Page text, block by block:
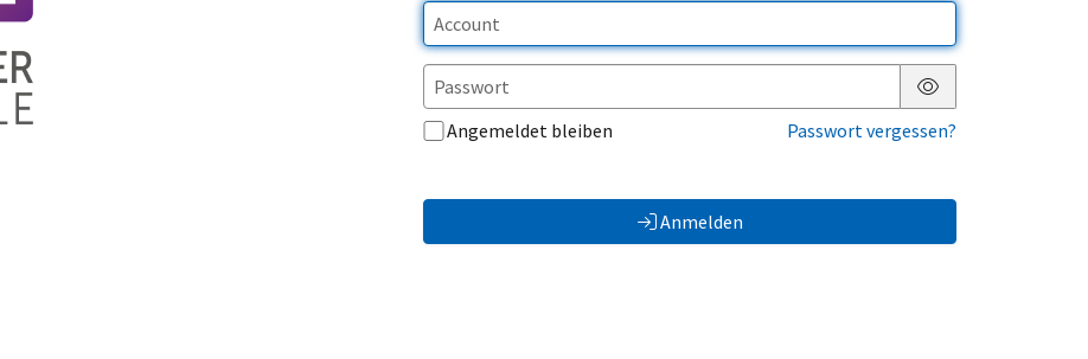
Passwort anzeigen
Angemeldet bleiben
Passwort vergessen?
Anmelden